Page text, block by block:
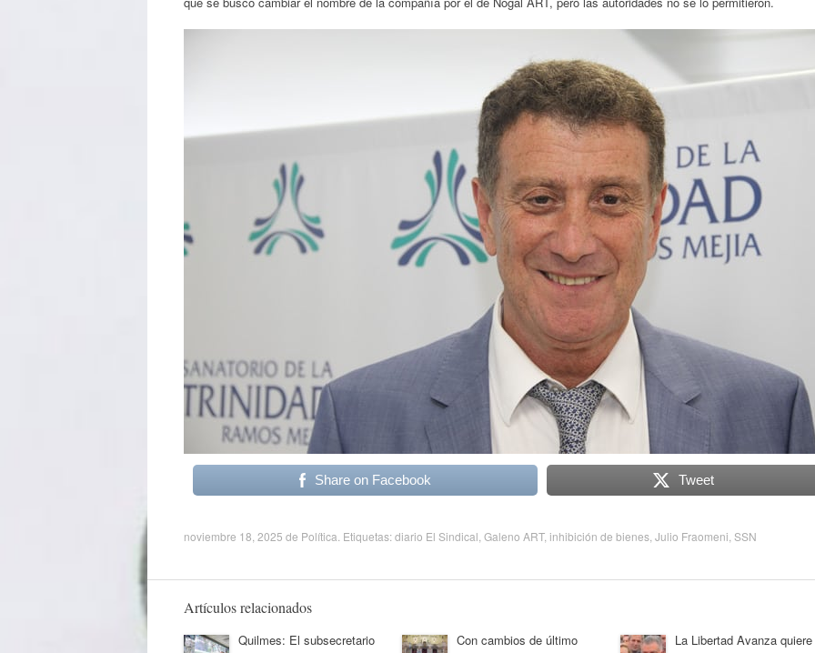
Share on Facebook Tweet
noviembre 18, 2025 de Política . Etiquetas:diario El Sindical Galeno ART, inhibición de bienes Julio Fraomeni SSN
Artículos relacionados
Quilmes: El subsecretario
Con cambios de último
La Libertad Avanza quiere